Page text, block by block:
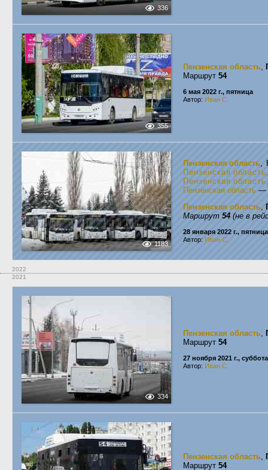
336
355
Пензенская область,
Маршрут 54
6 мая 2022 г., пятница
Автор: Иван С.
1183
Пензенская область,
Пензенская область
Пензенская область
Пензенская область —
Пензенская область,
Маршрут 54 (не в
28 января 2022 г., пятница
Автор: Иван С.
2022
2021
334
Пензенская область,
Маршрут 54
27 ноября 2021 г., суббота
Автор: Иван С.
Пензенская область,
Маршрут 54